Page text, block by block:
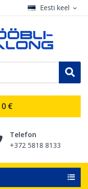
Eesti keel expand_more
0 €
Telefon
+372 5818 8133